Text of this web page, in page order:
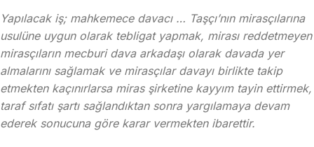
Yapılacak iş; mahkemece davacı … Taşçı’nın mirasçılarına
usulüne uygun olarak tebligat yapmak, mirası reddetmeyen
mirasçıların mecburi dava arkadaşı olarak davada yer
almalarını sağlamak ve mirasçılar davayı birlikte takip
etmekten kaçınırlarsa miras şirketine kayyım tayin ettirmek,
taraf sıfatı şartı sağlandıktan sonra yargılamaya devam
ederek sonucuna göre karar vermekten ibarettir.